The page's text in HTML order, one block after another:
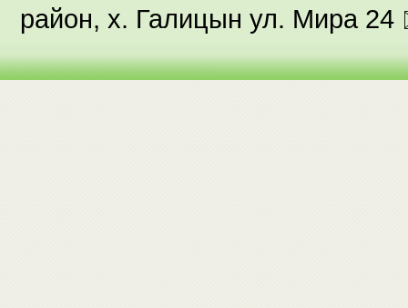
район, х. Галицын ул. Мира